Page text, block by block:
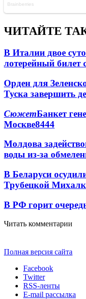
ЧИТАЙТЕ
В Италии двое
лотерейный
Орден для
Туска завершить
СюжетБанкет
Москве8444
Молдова
воды из-за
В Беларуси
Трубецкой
В РФ горит
Читать комментарии
Полная версия сайта
Facebook
Twitter
RSS-ленты
E-mail рассылка